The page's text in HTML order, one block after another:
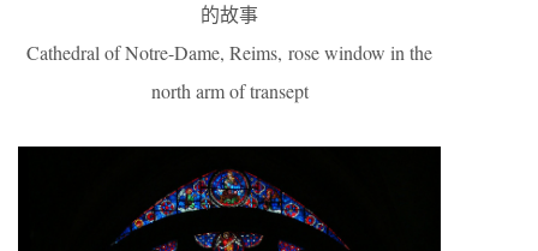
的故事
Cathedral of Notre-Dame, Reims, rose window in the
north arm of transept